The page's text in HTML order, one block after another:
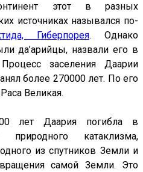
этот в разных
источниках назывался по-
Гиберпорея. Однако
да’арийцы, назвали его в
заселения Даарии
более 270000 лет. По его
Великая.
лет Даария погибла в
природного катаклизма,
из спутников Земли и
самой Земли. Это